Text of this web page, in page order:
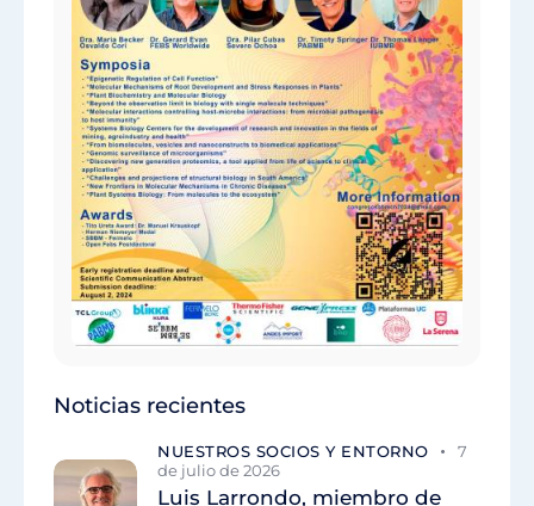
Noticias recientes
NUESTROS SOCIOS Y ENTORNO
7
de julio de 2026
Luis Larrondo, miembro de